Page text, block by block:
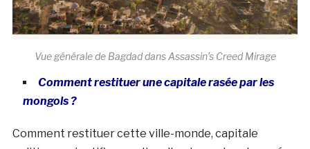
Vue générale de Bagdad dans Assassin’s Creed Mirage
Comment restituer une capitale rasée par les
mongols ?
Comment restituer cette ville-monde, capitale